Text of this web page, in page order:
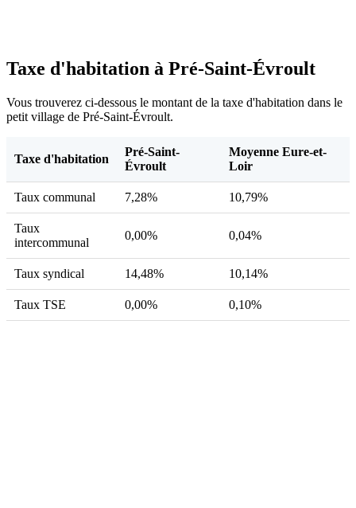
Taxe d'habitation à Pré-Saint-Évroult
Vous trouverez ci-dessous le montant de la taxe d'habitation dans le
petit village de Pré-Saint-Évroult.
Taxe d'habitation
Pré-Saint-
Évroult
Moyenne Eure-et-
Loir
Taux communal 7,28% 10,79%
Taux
intercommunal
0,00% 0,04%
Taux syndical 14,48% 10,14%
Taux TSE 0,00% 0,10%